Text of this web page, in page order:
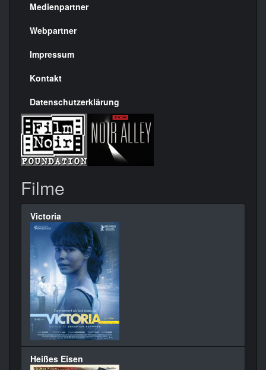
Menülinks
rechte
Seite
Medienpartner
Webpartner
Impressum
Kontakt
Datenschutzerklärung
Filme
Victoria
Heißes Eisen